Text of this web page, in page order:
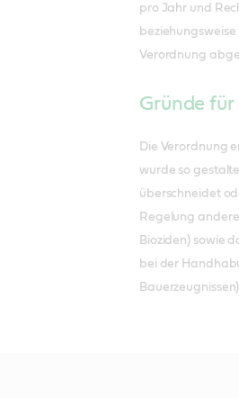
pro Jahr und
Verordnung
Gründe
Die Verordnung
wurde so
überschneidet
Regelung
Bioziden) sowie
bei der